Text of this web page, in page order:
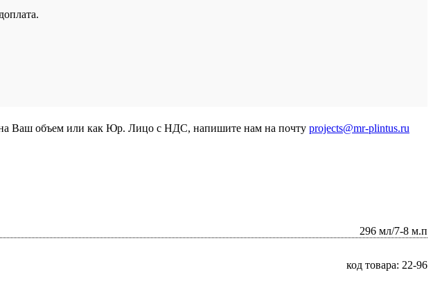
на Ваш объем или как Юр. Лицо с НДС, напишите нам на почту projects@mr-plintus.ru
296 мл/7-8 м.п
код товара: 22-96